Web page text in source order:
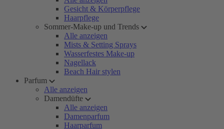
Gesicht & Körperpflege
Haarpflege
Sommer-Make-up und Trends
Alle anzeigen
Mists & Setting Sprays
Wasserfestes Make-up
Nagellack
Beach Hair stylen
Parfum
Alle anzeigen
Damendüfte
Alle anzeigen
Damenparfum
Haarparfum